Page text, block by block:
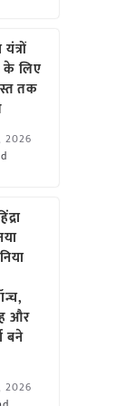
लिए
तक
2026
और
बने
2026